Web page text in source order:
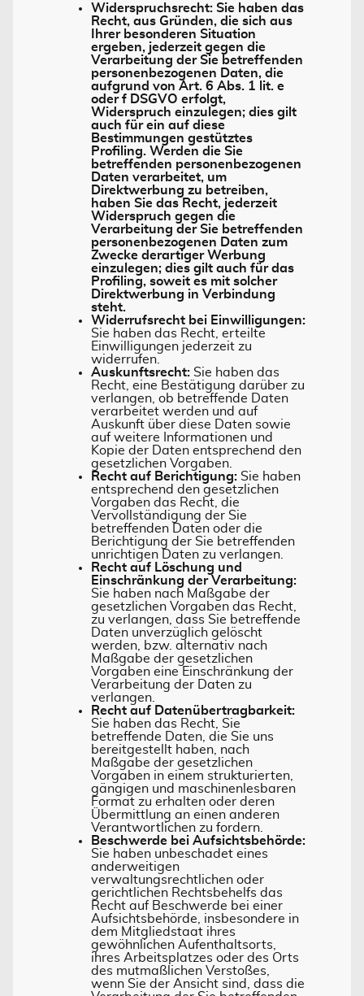
Widerspruchsrecht: Sie haben das
Recht, aus Gründen, die sich aus
Ihrer besonderen Situation
ergeben, jederzeit gegen die
Verarbeitung der Sie betreffenden
personenbezogenen Daten, die
aufgrund von Art. 6 Abs. 1 lit. e
oder f DSGVO erfolgt,
Widerspruch einzulegen; dies gilt
auch für ein auf diese
Bestimmungen gestütztes
Profiling. Werden die Sie
betreffenden personenbezogenen
Daten verarbeitet, um
Direktwerbung zu betreiben,
haben Sie das Recht, jederzeit
Widerspruch gegen die
Verarbeitung der Sie betreffenden
personenbezogenen Daten zum
Zwecke derartiger Werbung
einzulegen; dies gilt auch für das
Profiling, soweit es mit solcher
Direktwerbung in Verbindung
steht.
Widerrufsrecht bei Einwilligungen:
Sie haben das Recht, erteilte
Einwilligungen jederzeit zu
widerrufen.
Auskunftsrecht: Sie haben das
Recht, eine Bestätigung darüber zu
verlangen, ob betreffende Daten
verarbeitet werden und auf
Auskunft über diese Daten sowie
auf weitere Informationen und
Kopie der Daten entsprechend den
gesetzlichen Vorgaben.
Recht auf Berichtigung: Sie haben
entsprechend den gesetzlichen
Vorgaben das Recht, die
Vervollständigung der Sie
betreffenden Daten oder die
Berichtigung der Sie betreffenden
unrichtigen Daten zu verlangen.
Recht auf Löschung und
Einschränkung der Verarbeitung:
Sie haben nach Maßgabe der
gesetzlichen Vorgaben das Recht,
zu verlangen, dass Sie betreffende
Daten unverzüglich gelöscht
werden, bzw. alternativ nach
Maßgabe der gesetzlichen
Vorgaben eine Einschränkung der
Verarbeitung der Daten zu
verlangen.
Recht auf Datenübertragbarkeit:
Sie haben das Recht, Sie
betreffende Daten, die Sie uns
bereitgestellt haben, nach
Maßgabe der gesetzlichen
Vorgaben in einem strukturierten,
gängigen und maschinenlesbaren
Format zu erhalten oder deren
Übermittlung an einen anderen
Verantwortlichen zu fordern.
Beschwerde bei Aufsichtsbehörde:
Sie haben unbeschadet eines
anderweitigen
verwaltungsrechtlichen oder
gerichtlichen Rechtsbehelfs das
Recht auf Beschwerde bei einer
Aufsichtsbehörde, insbesondere in
dem Mitgliedstaat ihres
gewöhnlichen Aufenthaltsorts,
ihres Arbeitsplatzes oder des Orts
des mutmaßlichen Verstoßes,
wenn Sie der Ansicht sind, dass die